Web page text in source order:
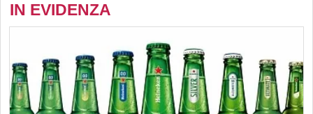
IN EVIDENZA